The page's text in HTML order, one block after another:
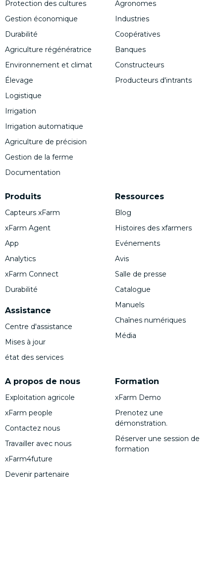
Protection des cultures
Gestion économique
Durabilité
Agriculture régénératrice
Environnement et climat
Élevage
Logistique
Irrigation
Irrigation automatique
Agriculture de précision
Gestion de la ferme
Documentation
Produits
Capteurs xFarm
xFarm Agent
App
Analytics
xFarm Connect
Durabilité
Assistance
Centre d'assistance
Mises à jour
état des services
Agronomes
Industries
Coopératives
Banques
Constructeurs
Producteurs d'intrants
A propos de nous
Exploitation agricole
xFarm people
Contactez nous
Travailler avec nous
xFarm4future
Devenir partenaire
Ressources
Blog
Histoires des xfarmers
Evénements
Avis
Salle de presse
Catalogue
Manuels
Chaînes numériques
Média
Formation
xFarm Demo
Prenotez une
démonstration.
Réserver une session de
formation